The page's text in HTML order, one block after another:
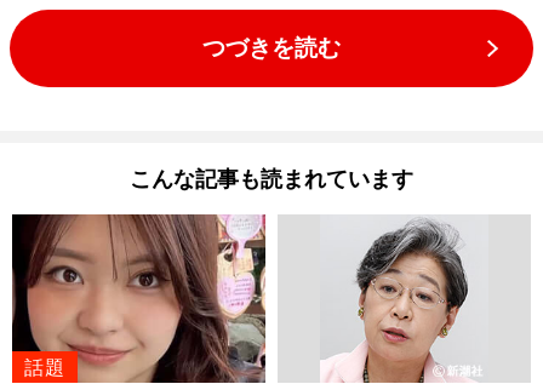
つづきを読む
こんな記事も読まれています
話題